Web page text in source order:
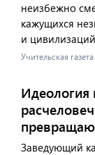
неизбежно
кажущихся
и
Учительская
Идеология
Заведующий